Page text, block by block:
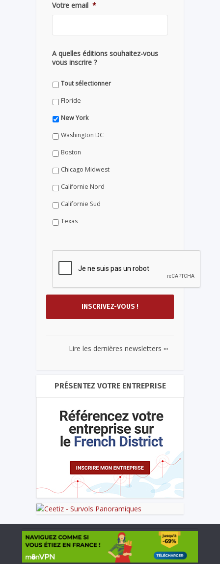
Votre email *
A quelles éditions souhaitez-vous
vous inscrire ?
Tout sélectionner
Floride
New York
Washington DC
Boston
Chicago Midwest
Californie Nord
Californie Sud
Texas
Lire les dernières newsletters ...
PRÉSENTEZ VOTRE ENTREPRISE